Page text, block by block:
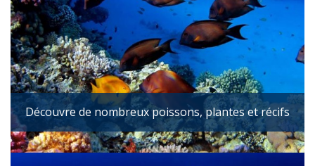
Découvre de nombreux poissons, plantes et récifs